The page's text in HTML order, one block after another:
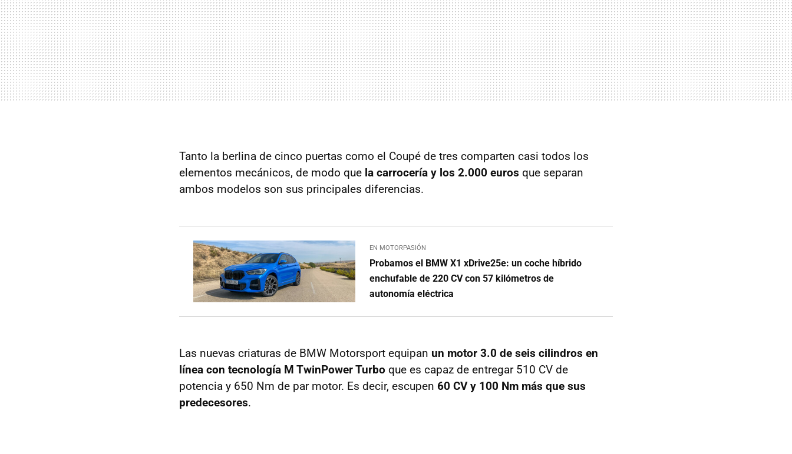
Tanto la berlina de cinco puertas como el Coupé de tres comparten casi todos los
elementos mecánicos, de modo que la carrocería y los 2.000 euros que separan
ambos modelos son sus principales diferencias.
EN MOTORPASIÓN
Probamos el BMW X1 xDrive25e: un coche híbrido
enchufable de 220 CV con 57 kilómetros de
autonomía eléctrica
Las nuevas criaturas de BMW Motorsport equipan un motor 3.0 de seis cilindros en
línea con tecnología M TwinPower Turbo que es capaz de entregar 510 CV de
potencia y 650 Nm de par motor. Es decir, escupen 60 CV y 100 Nm más que sus
predecesores.